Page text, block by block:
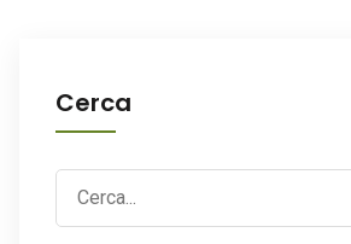
Cerca
Search
for: